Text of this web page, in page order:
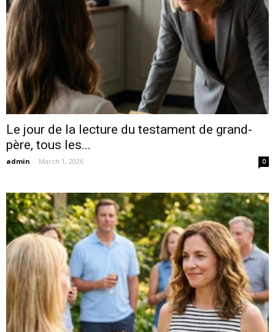
Le jour de la lecture du testament de grand-
père, tous les...
admin - March 1, 2026 0